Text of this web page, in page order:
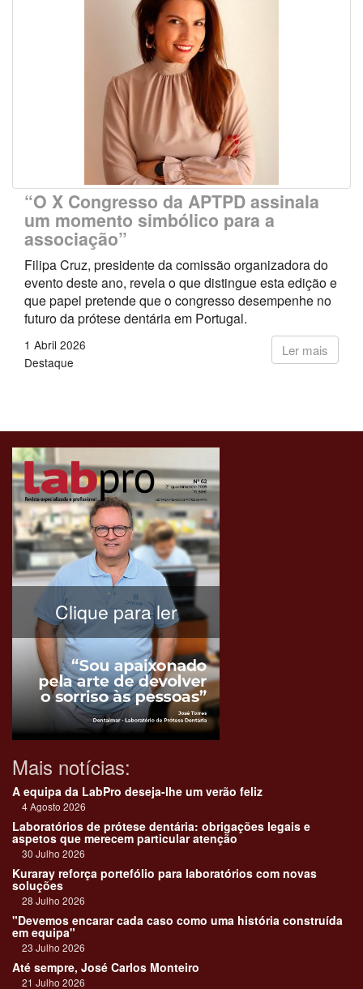
“O X Congresso da APTPD assinala
um momento simbólico para a
associação”
Filipa Cruz, presidente da comissão organizadora do
evento deste ano, revela o que distingue esta edição e
que papel pretende que o congresso desempenhe no
futuro da prótese dentária em Portugal.
Ler mais
1 Abril 2026
Destaque
Clique para ler
Mais notícias:
A equipa da LabPro deseja-lhe um verão feliz
4 Agosto 2026
Laboratórios de prótese dentária: obrigações legais e
aspetos que merecem particular atenção
30 Julho 2026
Kuraray reforça portefólio para laboratórios com novas
soluções
28 Julho 2026
"Devemos encarar cada caso como uma história construída
em equipa"
23 Julho 2026
Até sempre, José Carlos Monteiro
21 Julho 2026